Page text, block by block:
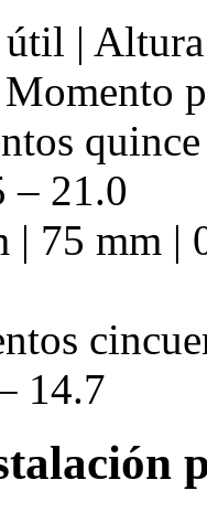
|
– 21.0
| 75 mm |
14.7